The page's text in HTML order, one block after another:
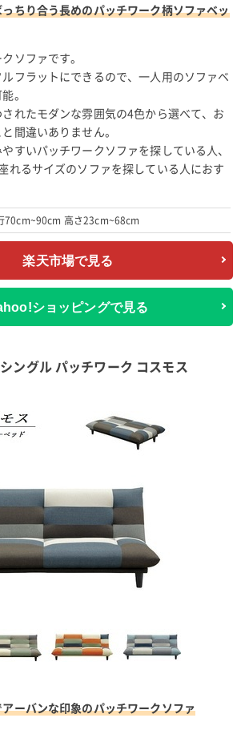
ちり合う長めのパッチワーク柄ソファベッ
ソファです。
フラットにできるので、一人用のソファベ
。
れたモダンな雰囲気の4色から選べて、お
間違いありません。
すいパッチワークソファを探している人、
れるサイズのソファを探している人におす
70cm~90cm 高さ23cm~68cm
楽天市場で見る
ショッピングで見る
ングル パッチワーク コスモス
ーバンな印象のパッチワークソファ